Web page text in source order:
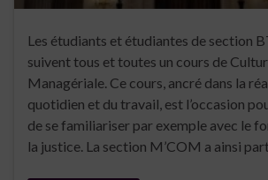
Les étudiants et étudiantes de section
suivent tous et toutes un cours de
Managériale. Ce cours, ancré dans la
quotidien et du travail, est l’occasion
de se familiariser par exemple avec le
la justice. La section M’COM a ainsi